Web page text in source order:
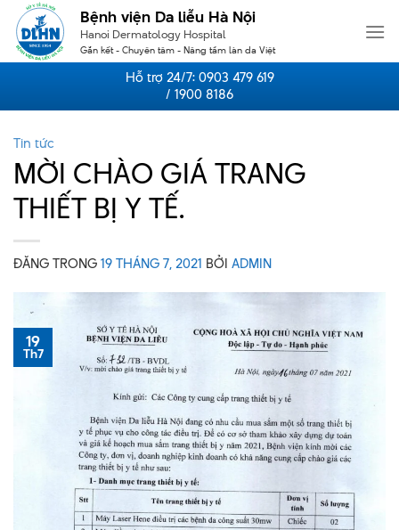
Skip
content
Bệnh viện Da liễu Hà Nội
Hanoi Dermatology Hospital
Gắn kết - Chuyên tâm - Nâng tầm làn da Việt
Hỗ trợ 24/7: 0903 479 619
/ 1900 8186
Tin tức
MỜI CHÀO GIÁ TRANG
THIẾT BỊ Y TẾ.
ĐĂNG TRONG19 THÁNG 7, 2021 BỞI ADMIN
19
Th7